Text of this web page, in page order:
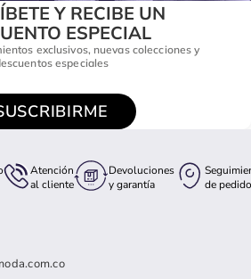
Y RECIBE UN
ESPECIAL
exclusivos, nuevas colecciones y
especiales
Atención
al cliente
Devoluciones
y garantía
de pedido